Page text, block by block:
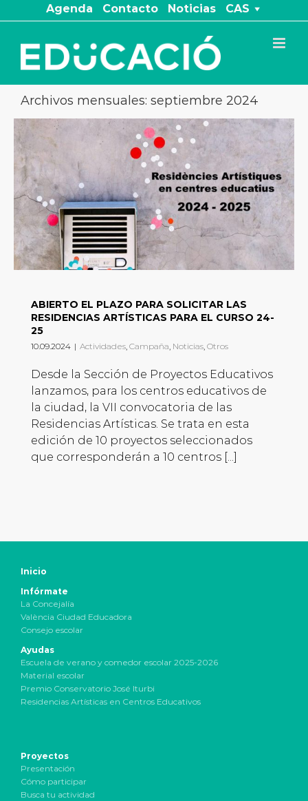
al
contenido
Agenda Contacto Noticias CAS
Archivos mensuales: septiembre 2024
ABIERTO EL PLAZO PARA SOLICITAR LAS
RESIDENCIAS ARTÍSTICAS PARA EL CURSO 24-
25
10.09.2024 | Actividades, Campaña, Noticias, Otros
Desde la Sección de Proyectos Educativos
lanzamos, para los centros educativos de
la ciudad, la VII convocatoria de las
Residencias Artísticas. Se trata en esta
edición de 10 proyectos seleccionados
que corresponderán a 10 centros [...]
Inicio
Infórmate
La Concejalía
València Ciudad Educadora
Consejo escolar
Ayudas
Escuela de verano y comedor escolar 2025-2026
Material escolar
Premio Conservatorio José Iturbi
Residencias Artísticas en Centros Educativos
Proyectos
Presentación
Cómo participar
Busca tu actividad